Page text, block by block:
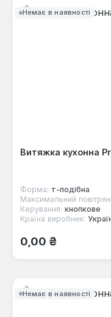
Немає в наявності
Витяжка кухонна
Форма: т-подібна
Максимальний
Керування: кнопкове
Країна виробник:
Звичайна ціна:
0,00 ₴
Немає в наявності